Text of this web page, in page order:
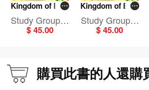
Kingdom of Engl
ish Grammar 6B
(Revised Editio
Study Group E
ducation Centr
$ 45.00
Kingdom of Engl
ish Grammar 4B
(Revised Editio
Study Group E
ducation Centr
$ 45.00
購買此書的人還購